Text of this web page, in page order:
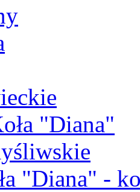
"Diana"
"Diana" -